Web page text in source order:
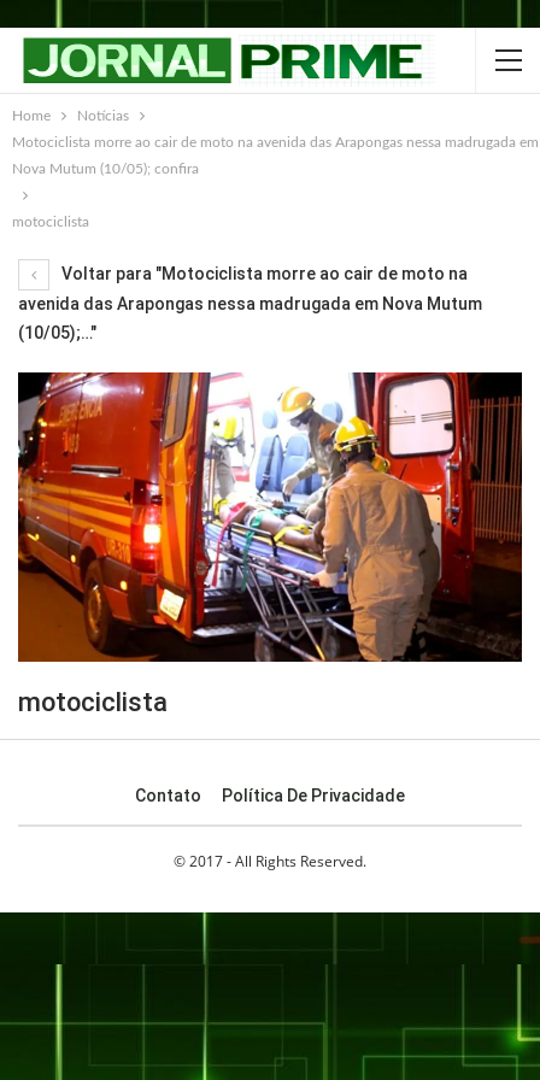
Home
Notícias
Motociclista morre ao cair de moto na avenida das Arapongas nessa madrugada em
Nova Mutum (10/05); confira
motociclista
Voltar para "Motociclista morre ao cair de moto na
avenida das Arapongas nessa madrugada em Nova Mutum
(10/05);…"
motociclista
Contato Política De Privacidade
© 2017 - All Rights Reserved.